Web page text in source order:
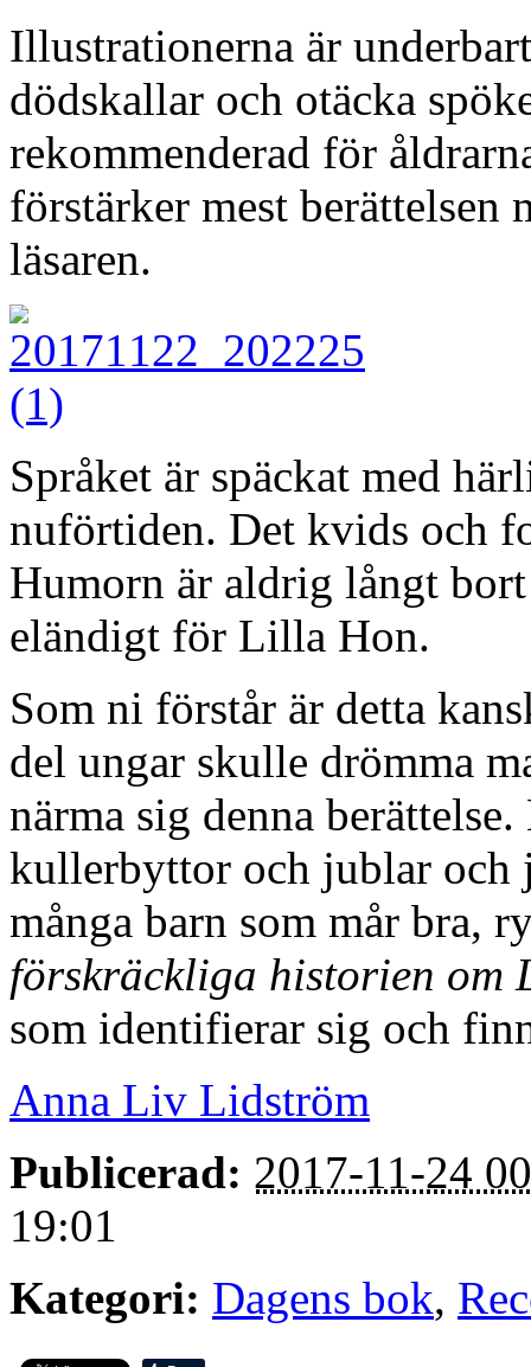
Illustrationerna är
dödskallar och otäcka
rekommenderad för
förstärker mest berättelsen
läsaren.
Språket är späckat med
nuförtiden. Det kvids och
Humorn är aldrig långt
eländigt för Lilla Hon.
Som ni förstår är detta
del ungar skulle drömma
närma sig denna
kullerbyttor och jublar och
många barn som mår bra,
förskräckliga historien om
som identifierar sig och
Anna Liv Lidström
Publicerad: 2017-11-24
19:01
Kategori: Dagens bok,